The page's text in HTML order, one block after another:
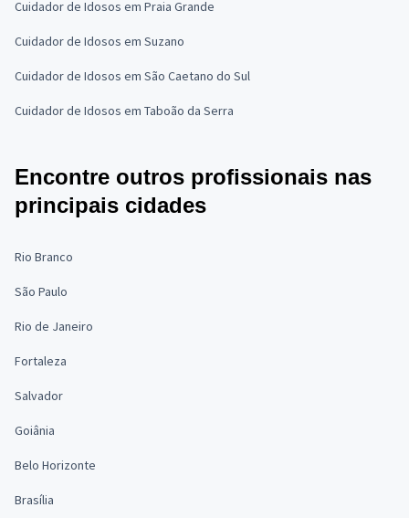
Cuidador de Idosos em Praia Grande
Cuidador de Idosos em Suzano
Cuidador de Idosos em São Caetano do Sul
Cuidador de Idosos em Taboão da Serra
Encontre outros profissionais nas
principais cidades
Rio Branco
São Paulo
Rio de Janeiro
Fortaleza
Salvador
Goiânia
Belo Horizonte
Brasília